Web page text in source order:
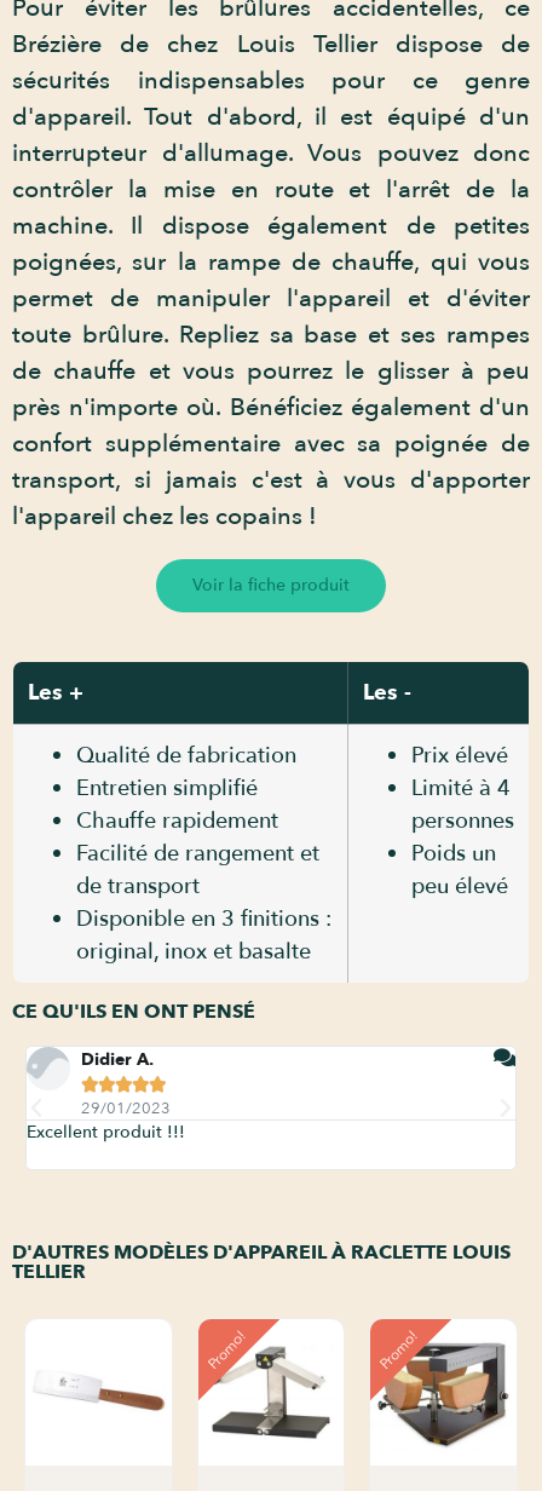
Pour éviter les brûlures accidentelles, ce
Brézière de chez Louis Tellier dispose de
sécurités indispensables pour ce genre
d'appareil. Tout d'abord, il est équipé d'un
interrupteur d'allumage. Vous pouvez donc
contrôler la mise en route et l'arrêt de la
machine. Il dispose également de petites
poignées, sur la rampe de chauffe, qui vous
permet de manipuler l'appareil et d'éviter
toute brûlure. Repliez sa base et ses rampes
de chauffe et vous pourrez le glisser à peu
près n'importe où. Bénéficiez également d'un
confort supplémentaire avec sa poignée de
transport, si jamais c'est à vous d'apporter
l'appareil chez les copains !
Voir la fiche produit
Les + Les -
Qualité de fabrication
Entretien simplifié
Chauffe rapidement
Facilité de rangement et
de transport
Disponible en 3 finitions :
original, inox et basalte
Prix élevé
Limité à 4
personnes
Poids un
peu élevé
CE QU'ILS EN ONT PENSÉ
Didier A.

29/01/2023
Excellent produit !!!
D'AUTRES MODÈLES D'APPAREIL À RACLETTE LOUIS
TELLIER
Promo! Promo!